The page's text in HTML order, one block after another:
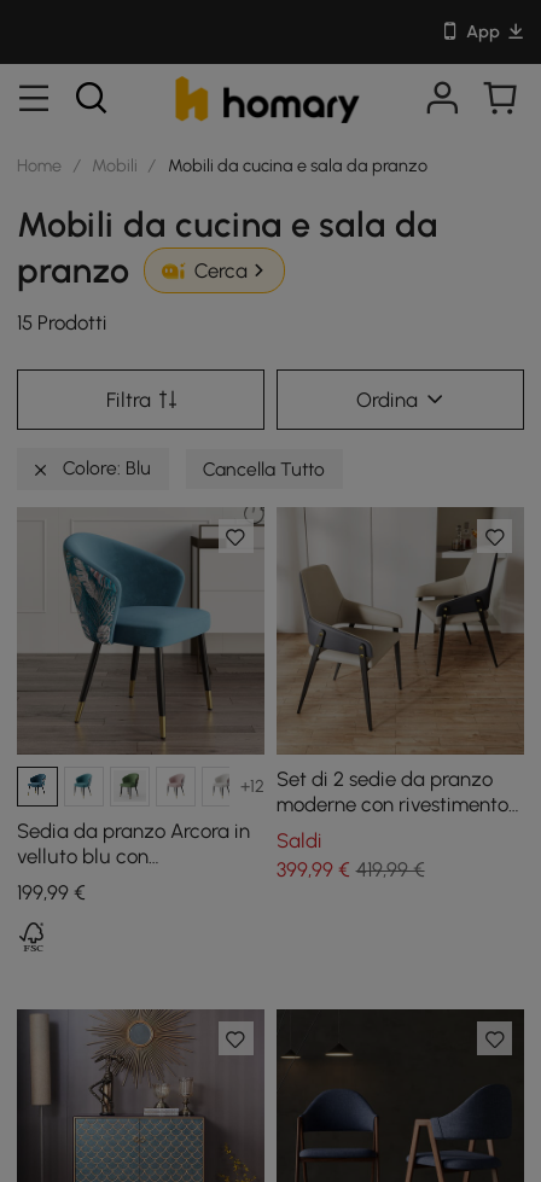
App
Home / Mobili / Mobili da cucina e sala da pranzo
Mobili da cucina e sala da
pranzo
Cerca
15 Prodotti
Filtra Ordina
Colore: Blu Cancella Tutto
+12
Sedia da pranzo Arcora in
velluto blu con
rivestimento, 1 pezzo
199,99 €
Set di 2 sedie da pranzo
moderne con rivestimento
in pelle PU kaki e blu
Saldi
399,99€ 419,99 €